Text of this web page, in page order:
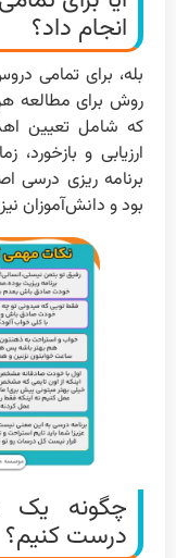
انجام داد؟
بله، برای تمامی
روش برای مطالعه
که شامل تعیین
ارزیابی و
برنامه ریزی درسی
بود و دانش‌آموزان
چگونه یک
درست کنیم؟